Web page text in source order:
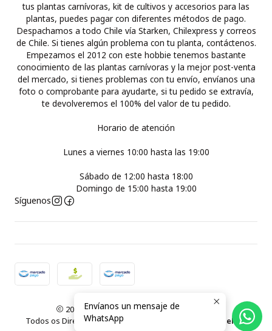
tus plantas carnívoras, kit de cultivos y accesorios para las
plantas, puedes pagar con diferentes métodos de pago.
Despachamos a todo Chile vía Starken, Chilexpress y correos
de Chile. Si tienes algún problema con tu planta, contáctenos.
Empezamos el 2012 con este hobbie tenemos bastante
conocimiento de las plantas carnívoras y la mejor post-venta
del mercado, si tienes problemas con tu envío, envíanos una
foto o comprobante para ayudarte, si tu pedido se extravía,
te devolveremos el 100% del valor de tu pedido.
Horario de atención
Lunes a viernes 10:00 hasta las 19:00
Sábado de 12:00 hasta 18:00
Domingo de 15:00 hasta 19:00
Síguenos
2026 Plantas Carnívoras Santiago ( Chile ).
Todos os Direitos Reservados.
Com tecnologia Jumpseller.
Envíanos un mensaje de
WhatsApp